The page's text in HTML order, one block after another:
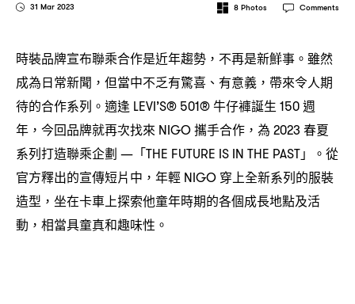
31 Mar 2023 8 Photos Comments
時裝品牌宣布聯乘合作是近年趨勢 ， 不再是新鮮事。雖然
成為日常新聞 ， 但當中不乏有驚喜、有意義 ， 帶來令人期
待的合作系列。適逢 LEVI’S® 501®牛仔褲誕生 150週
年 ， 今回品牌就再次找來 NIGO攜手合作 ， 為 2023 春夏
系列打造聯乘企劃 — 「THE FUTURE IS IN THE PAST」。從
官方釋出的宣傳短片中 ， 年輕 NIGO 穿上全新系列的服裝
造型 ， 坐在卡車上探索他童年時期的各個成長地點及活
動 ， 相當具童真和趣味性。